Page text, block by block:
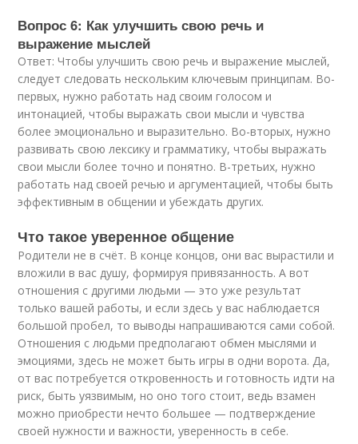
Вопрос 6: Как улучшить свою речь и
выражение мыслей
Ответ: Чтобы улучшить свою речь и выражение мыслей,
следует следовать нескольким ключевым принципам. Во-
первых, нужно работать над своим голосом и
интонацией, чтобы выражать свои мысли и чувства
более эмоционально и выразительно. Во-вторых, нужно
развивать свою лексику и грамматику, чтобы выражать
свои мысли более точно и понятно. В-третьих, нужно
работать над своей речью и аргументацией, чтобы быть
эффективным в общении и убеждать других.
Что такое уверенное общение
Родители не в счёт. В конце концов, они вас вырастили и
вложили в вас душу, формируя привязанность. А вот
отношения с другими людьми — это уже результат
только вашей работы, и если здесь у вас наблюдается
большой пробел, то выводы напрашиваются сами собой.
Отношения с людьми предполагают обмен мыслями и
эмоциями, здесь не может быть игры в одни ворота. Да,
от вас потребуется откровенность и готовность идти на
риск, быть уязвимым, но оно того стоит, ведь взамен
можно приобрести нечто большее — подтверждение
своей нужности и важности, уверенность в себе.